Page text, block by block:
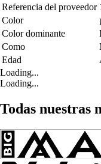
Referencia del proveedor
Color
Color dominante
Como
Edad
Loading...
Loading...
Todas nuestras